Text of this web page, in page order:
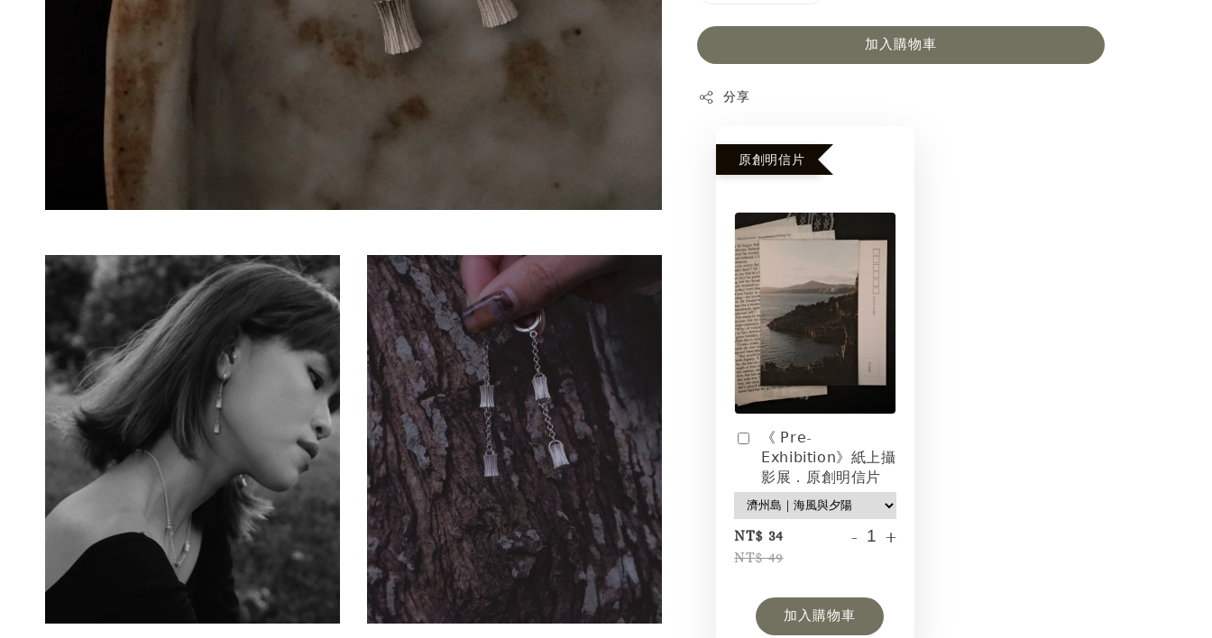
加入購物車
分享
原創明信片
《 𝖯𝗋𝖾-
𝖤𝗑𝗁𝗂𝖻𝗂𝗍𝗂𝗈𝗇》紙上攝
影展．原創明信片
NT$ 34
NT$ 49
- +
加入購物車